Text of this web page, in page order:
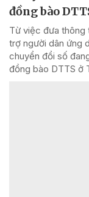
đồng bào
Từ việc đưa thông
trợ người dân ứng
chuyển đổi số
đồng bào DTTS ở